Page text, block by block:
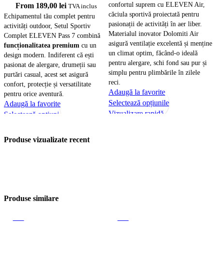
From 189,00 lei TVA inclus
Echipamentul tău complet pentru
activități outdoor, Setul Sportiv
Complet ELEVEN Pass 7 combină
funcționalitatea premium cu un
design modern. Indiferent că ești
pasionat de alergare, drumeții sau
purtări casual, acest set asigură
confort, protecție și versatilitate
pentru orice aventură.
Adaugă la favorite
Selectează opțiuni
a
fost:
120,00 lei.
este:
100,00 lei.
confortul suprem cu ELEVEN Air,
căciula sportivă proiectată pentru
pasionații de activități în aer liber.
Materialul inovator Dolomiti Air
asigură ventilație excelentă și menține
un climat optim, făcând-o ideală
pentru alergare, schi fond sau pur și
simplu pentru plimbările în zilele
reci.
Adaugă la favorite
Selectează opțiunileAcest
Vizualizare rapidă
Produse vizualizate recent
Produse similare